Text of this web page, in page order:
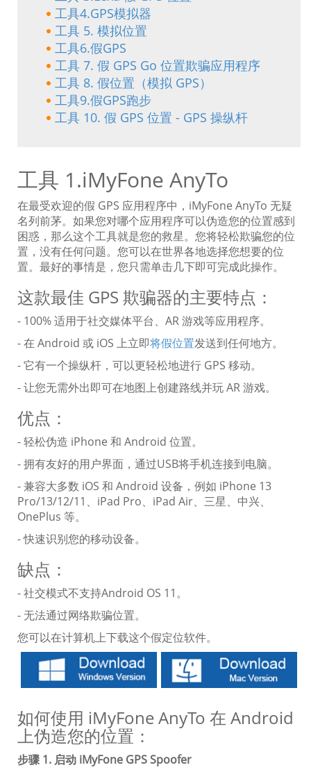
工具4.GPS模拟器
工具 5. 模拟位置
工具6.假GPS
工具 7. 假 GPS Go 位置欺骗应用程序
工具 8. 假位置（模拟 GPS）
工具9.假GPS跑步
工具 10. 假 GPS 位置 - GPS 操纵杆
工具 1.iMyFone AnyTo
在最受欢迎的假 GPS 应用程序中，iMyFone AnyTo 无疑
名列前茅。如果您对哪个应用程序可以伪造您的位置感到
困惑，那么这个工具就是您的救星。您将轻松欺骗您的位
置，没有任何问题。您可以在世界各地选择您想要的位
置。最好的事情是，您只需单击几下即可完成此操作。
这款最佳 GPS 欺骗器的主要特点：
- 100% 适用于社交媒体平台、AR 游戏等应用程序。
- 在 Android 或 iOS 上立即将假位置发送到任何地方。
- 它有一个操纵杆，可以更轻松地进行 GPS 移动。
- 让您无需外出即可在地图上创建路线并玩 AR 游戏。
优点：
- 轻松伪造 iPhone 和 Android 位置。
- 拥有友好的用户界面，通过USB将手机连接到电脑。
- 兼容大多数 iOS 和 Android 设备，例如 iPhone 13
Pro/13/12/11、iPad Pro、iPad Air、三星、中兴、
OnePlus 等。
- 快速识别您的移动设备。
缺点：
- 社交模式不支持Android OS 11。
- 无法通过网络欺骗位置。
您可以在计算机上下载这个假定位软件。
如何使用 iMyFone AnyTo 在 Android
上伪造您的位置：
步骤 1. 启动 iMyFone GPS Spoofer